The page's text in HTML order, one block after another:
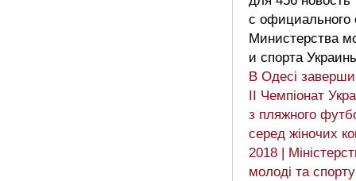
с официального
Министерства
и спорта
В Одесі
ІІ Чемпіонат
з пляжного
серед жіночих
2018 |
молоді та